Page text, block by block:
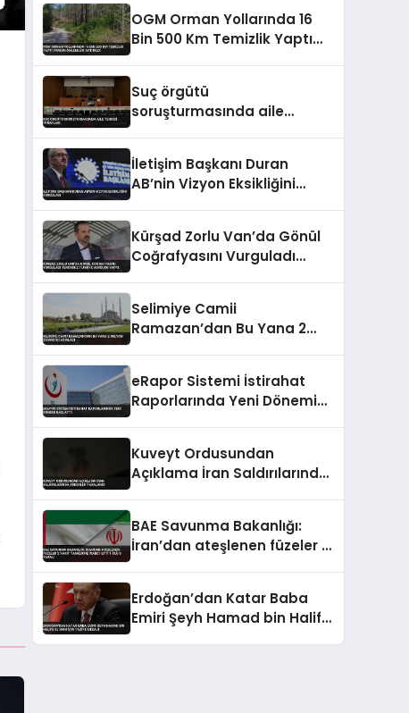
OGM Orman Yollarında 16
Bin 500 Km Temizlik Yaptı
Suç örgütü
soruşturmasında aile
İletişim Başkanı Duran
AB’nin Vizyon Eksikliğini
Kürşad Zorlu Van’da Gönül
Coğrafyasını Vurguladı
Selimiye Camii
Ramazan’dan Bu Yana 2
eRapor Sistemi İstirahat
Raporlarında Yeni Dönemi
Kuveyt Ordusundan
Açıklama İran Saldırılarında
BAE Savunma Bakanlığı:
İran’dan ateşlenen füzeler 2
Erdoğan’dan Katar Baba
Emiri Şeyh Hamad bin Halife